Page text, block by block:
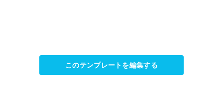
このテンプレートを編集する